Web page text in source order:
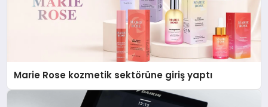
Marie Rose kozmetik sektörüne giriş yaptı